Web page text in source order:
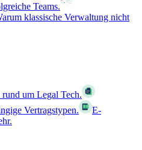
Teams.
klassische Verwaltung nicht
um Legal Tech.
Vertragstypen.
E-